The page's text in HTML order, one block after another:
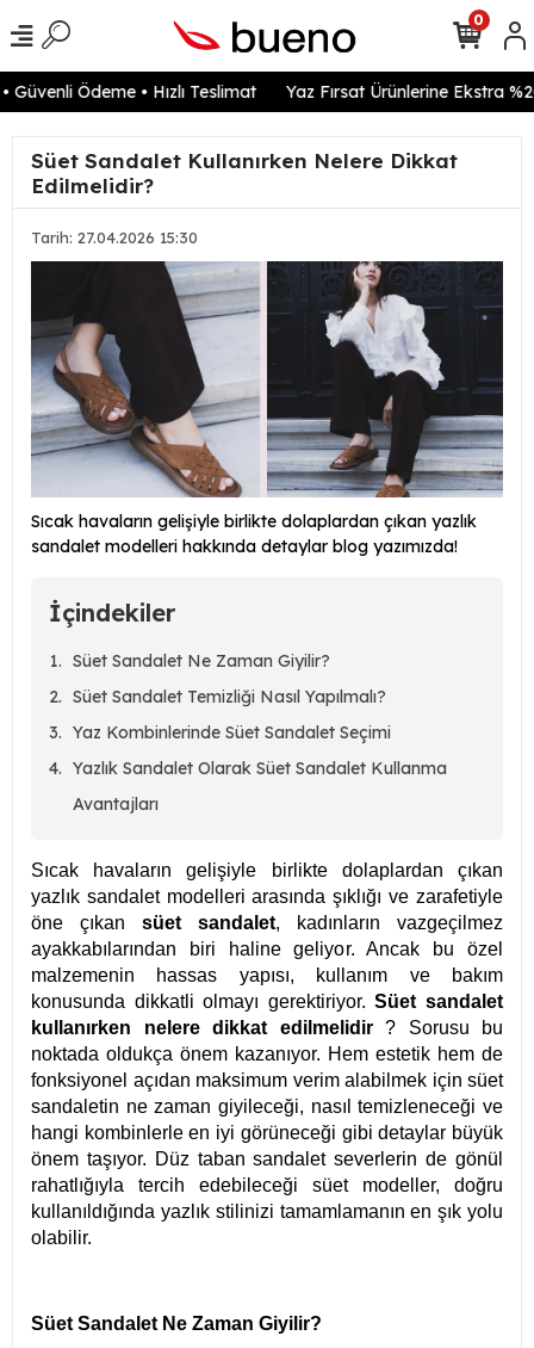
Ödeme • Hızlı Teslimat Yaz Fırsat Ürünlerine Ekstra
0
Süet Sandalet Kullanırken Nelere Dikkat
Edilmelidir?
Tarih: 27.04.2026 15:30
Sıcak havaların gelişiyle birlikte dolaplardan çıkan yazlık
sandalet modelleri hakkında detaylar blog yazımızda!
İçindekiler
Süet Sandalet Ne Zaman Giyilir?
Süet Sandalet Temizliği Nasıl Yapılmalı?
Yaz Kombinlerinde Süet Sandalet Seçimi
Yazlık Sandalet Olarak Süet Sandalet Kullanma
Avantajları
Sıcak havaların gelişiyle birlikte dolaplardan çıkan
yazlık sandalet modelleri arasında şıklığı ve zarafetiyle
öne çıkan süet sandalet, kadınların vazgeçilmez
ayakkabılarından biri haline geliyor. Ancak bu özel
malzemenin hassas yapısı, kullanım ve bakım
konusunda dikkatli olmayı gerektiriyor.Süet sandalet
kullanırken nelere dikkat edilmelidir? Sorusu bu
noktada oldukça önem kazanıyor. Hem estetik hem de
fonksiyonel açıdan maksimum verim alabilmek için süet
sandaletin ne zaman giyileceği, nasıl temizleneceği ve
hangi kombinlerle en iyi görüneceği gibi detaylar büyük
önem taşıyor. Düz taban sandalet severlerin de gönül
rahatlığıyla tercih edebileceği süet modeller, doğru
kullanıldığında yazlık stilinizi tamamlamanın en şık yolu
olabilir.
Süet Sandalet Ne Zaman Giyilir?